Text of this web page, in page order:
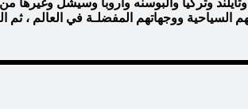
وتايلند وتركيا والبوسنه واروبا وسيشل
السياحية ووجهاتهم المفضلـة في العالم ،